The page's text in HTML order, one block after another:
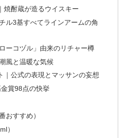
焼酎蔵が造るウイスキー
ル3基すべてラインアームの角
ーコヅル」由来のリチャー樽
風と温暖な気候
｜公式の表現とマッサンの妄想
賞98点の快挙
おすすめ）
）